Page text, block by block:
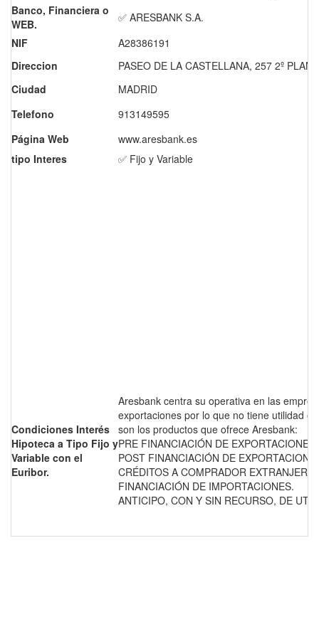
Banco, Financiera o
WEB.
✅ ARESBANK S.A.
NIF
A28386191
Direccion
PASEO DE LA CASTELLANA, 257 2º
Ciudad
MADRID
Telefono
913149595
Página Web
www.aresbank.es
tipo Interes
✅ Fijo y Variable
Condiciones Interés
Hipoteca a Tipo Fijo y
Variable con el
Euribor.
Aresbank centra su operativa en las
exportaciones por lo que no tiene utilidad
son los productos que ofrece Aresbank:
PRE FINANCIACIÓN DE EXPORTACIONES.
POST FINANCIACIÓN DE
CRÉDITOS A COMPRADOR EXTRANJERO.
FINANCIACIÓN DE IMPORTACIONES.
ANTICIPO, CON Y SIN RECURSO, DE